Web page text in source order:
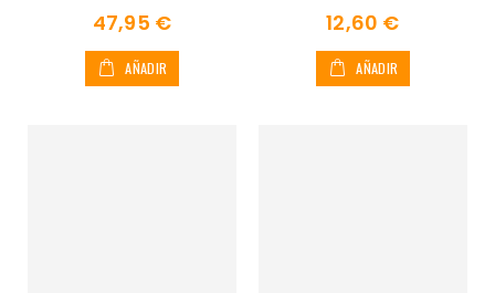
47,95 €
AÑADIR
12,60 €
AÑADIR